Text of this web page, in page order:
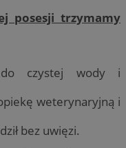
posesji trzymamy
do czystej wody i
weterynaryjną i
bez uwięzi.